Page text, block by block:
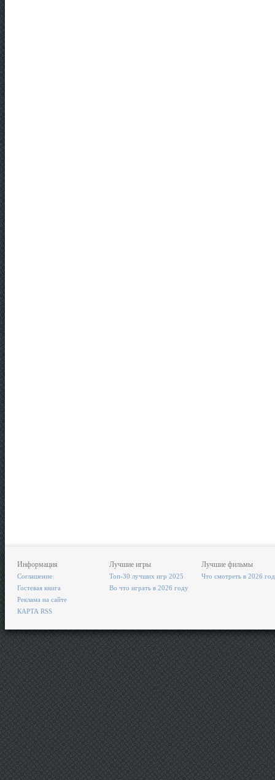
Информация
Соглашение
Гостевая книга
Реклама на сайте
КАРТА RSS
Лучшие игры
Топ-30 лучших игр 2025
Во что играть в 2026 году
Лучшие фильмы
Что смотреть в 2026